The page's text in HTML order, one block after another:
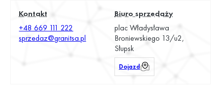
Kontakt
+48 669 111 222
sprzedaz@granitsa.pl
Biuro sprzedaży
plac Władysława
Broniewskiego 13/u2,
Słupsk
Dojazd